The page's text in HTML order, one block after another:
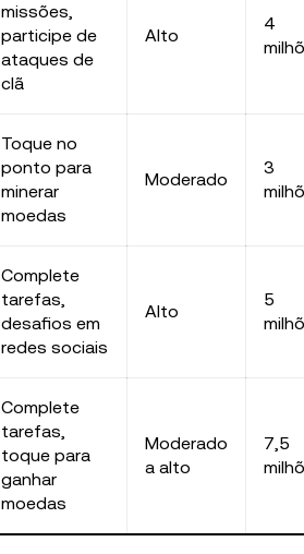
missões,
participe de
ataques de
clã
Alto
4
Toque no
ponto para
minerar
moedas
Moderado
3
Complete
tarefas,
desafios em
redes sociais
Alto
5
Complete
tarefas,
toque para
ganhar
moedas
Moderado
a alto
7,5